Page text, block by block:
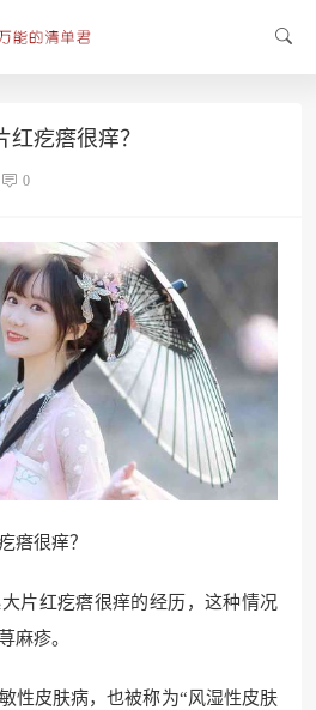
疙瘩很痒？
0
瘩很痒？
片红疙瘩很痒的经历，这种情况
麻疹。
性皮肤病，也被称为“风湿性皮肤